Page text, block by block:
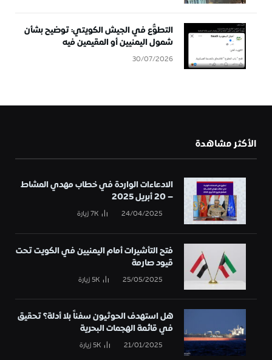
التطوُّع في الجيش الكويتي: توضيح بشأن
شمول اليمنيين أو المقيمين فيه
30/07/2026
الأكثر مشاهدة
الادعاءات الواردة في خطاب مهدي المشاط
– 20 أبريل 2025
24/04/2025
7Kزيارة
فتح التأشيرات أمام اليمنيين في الكويت تحت
قيود صارمة
25/05/2025
5Kزيارة
هل استهدف الحوثيون سفناً بلا أدلة؟ تحقيق
في قائمة الهجمات البحرية
21/01/2025
5Kزيارة